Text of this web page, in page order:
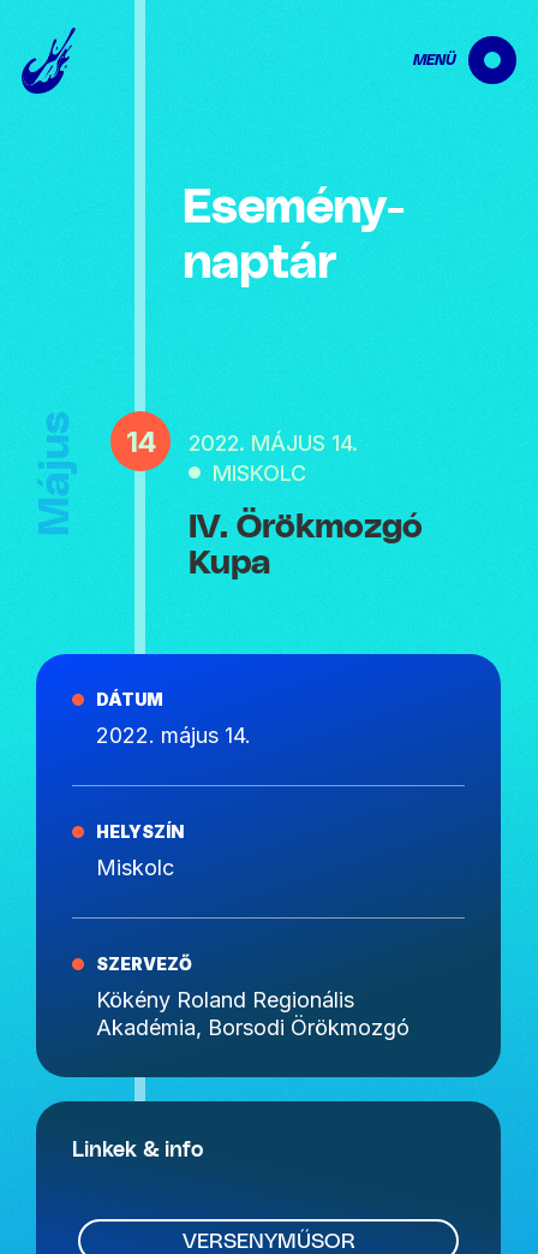
MENÜ
Esemény­
naptár
Május 14
2022. MÁJUS 14.
MISKOLC
IV. Örökmozgó
Kupa
DÁTUM
2022. május 14.
HELYSZÍN
Miskolc
SZERVEZŐ
Kökény Roland Regionális
Akadémia, Borsodi Örökmozgó
Linkek & info
VERSENYMŰSOR